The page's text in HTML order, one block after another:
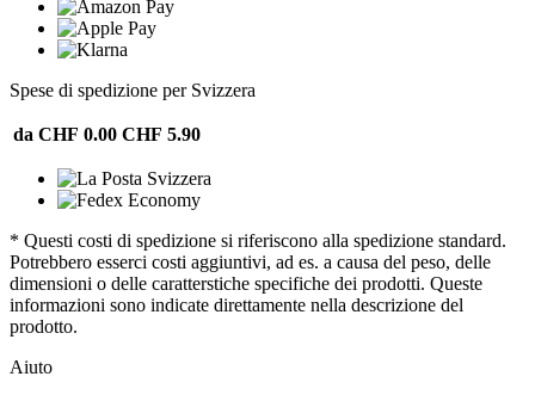
Spese di spedizione per Svizzera
da CHF 0.00 CHF 5.90
* Questi costi di spedizione si riferiscono alla spedizione standard.
Potrebbero esserci costi aggiuntivi, ad es. a causa del peso, delle
dimensioni o delle caratterstiche specifiche dei prodotti. Queste
informazioni sono indicate direttamente nella descrizione del
prodotto.
Aiuto